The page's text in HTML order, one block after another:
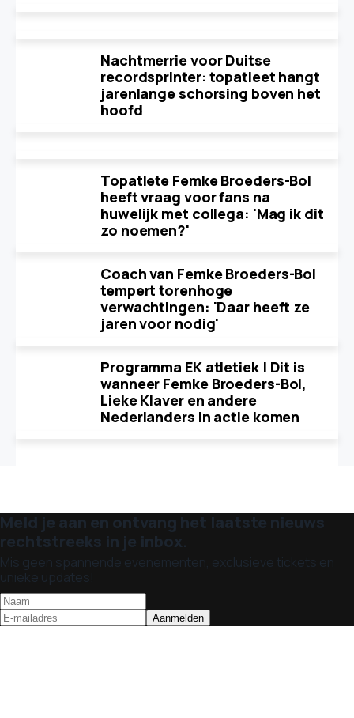
Nachtmerrie voor Duitse
recordsprinter: topatleet hangt
jarenlange schorsing boven het
hoofd
Topatlete Femke Broeders-Bol
heeft vraag voor fans na
huwelijk met collega: 'Mag ik dit
zo noemen?'
Coach van Femke Broeders-Bol
tempert torenhoge
verwachtingen: 'Daar heeft ze
jaren voor nodig'
Programma EK atletiek | Dit is
wanneer Femke Broeders-Bol,
Lieke Klaver en andere
Nederlanders in actie komen
Meld je aan en ontvang het laatste nieuws
rechtstreeks in je inbox.
Mis geen spannende evenementen, exclusieve tickets en
unieke updates!